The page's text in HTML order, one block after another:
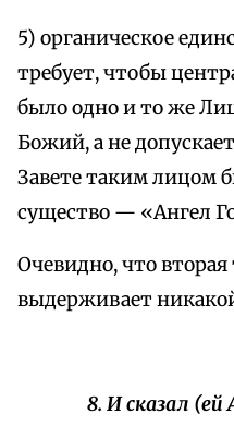
5) органическое
требует, чтобы
было одно и то же
Божий, а не
Завете таким лицом
существо — «Ангел
Очевидно, что вторая
выдерживает
8. И сказал (ей